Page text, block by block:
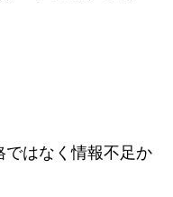
ではなく情報不足か